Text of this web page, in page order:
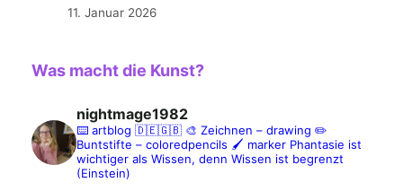
11. Januar 2026
Was macht die Kunst?
nightmage1982
⌨️ artblog 🇩🇪🇬🇧🎨 Zeichnen – drawing ✏️
Buntstifte – coloredpencils 🖌️ markerPhantasie ist
wichtiger als Wissen, denn Wissen ist begrenzt
(Einstein)